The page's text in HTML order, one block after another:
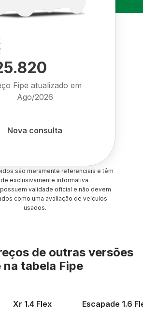
Fipe atualizado em
Ago/2026
Nova consulta
são meramente referenciais e têm
exclusivamente informativa.
validade oficial e não devem
como uma avaliação de veículos
usados.
de outras versões
na tabela Fipe
Xr 1.4 Flex Escapade 1.6